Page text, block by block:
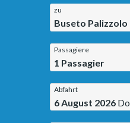
zu
Buseto Palizzolo
Passagiere
1 Passagier
Abfahrt
6 August 2026 Do